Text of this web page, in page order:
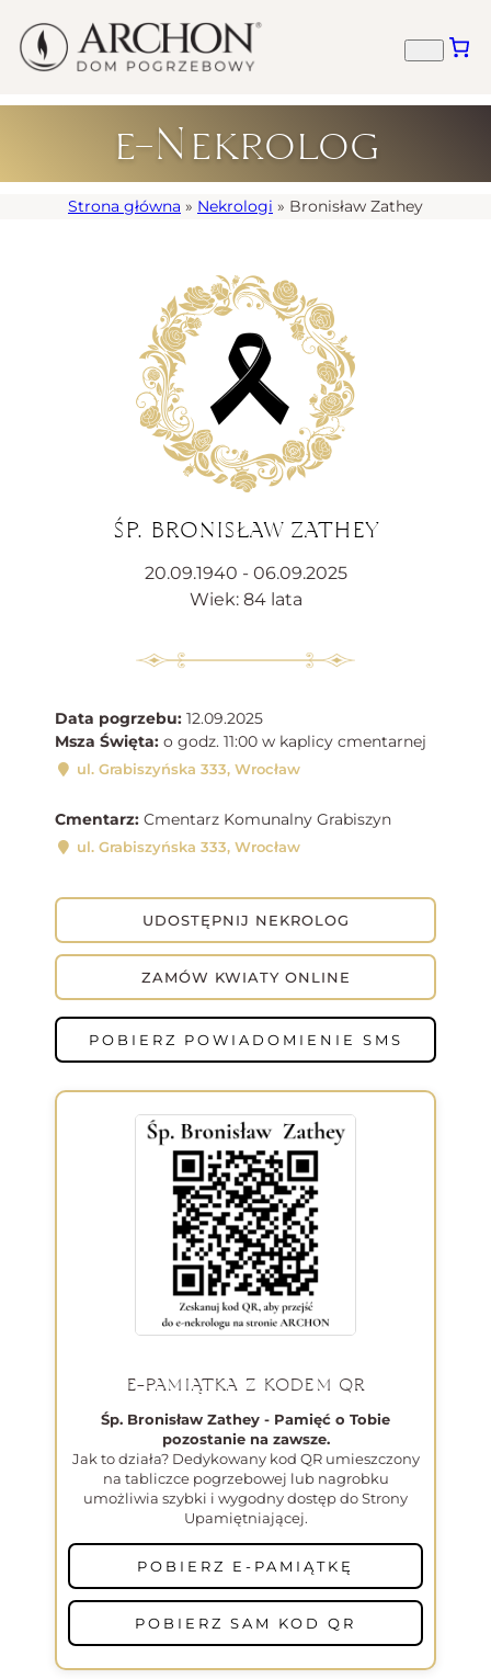
e-Nekrolog
Strona główna » Nekrologi » Bronisław Zathey
ŚP. BRONISŁAW ZATHEY
20.09.1940 - 06.09.2025
Wiek: 84 lata
Data pogrzebu: 12.09.2025
Msza Święta: o godz. 11:00 w kaplicy cmentarnej
ul. Grabiszyńska 333, Wrocław
Cmentarz: Cmentarz Komunalny Grabiszyn
ul. Grabiszyńska 333, Wrocław
UDOSTĘPNIJ NEKROLOG
ZAMÓW KWIATY ONLINE
POBIERZ POWIADOMIENIE SMS
E-PAMIĄTKA Z KODEM QR
Śp. Bronisław Zathey - Pamięć o Tobie
pozostanie na zawsze.
Jak to działa? Dedykowany kod QR umieszczony
na tabliczce pogrzebowej lub nagrobku
umożliwia szybki i wygodny dostęp do Strony
Upamiętniającej.
POBIERZ E-PAMIĄTKĘ
POBIERZ SAM KOD QR